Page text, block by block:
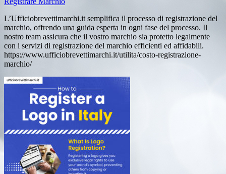
L’Ufficiobrevettimarchi.it semplifica il processo di registrazione del
marchio, offrendo una guida esperta in ogni fase del processo. Il
nostro team assicura che il vostro marchio sia protetto legalmente
con i servizi di registrazione del marchio efficienti ed affidabili.
https://www.ufficiobrevettimarchi.it/utilita/costo-registrazione-
marchio/